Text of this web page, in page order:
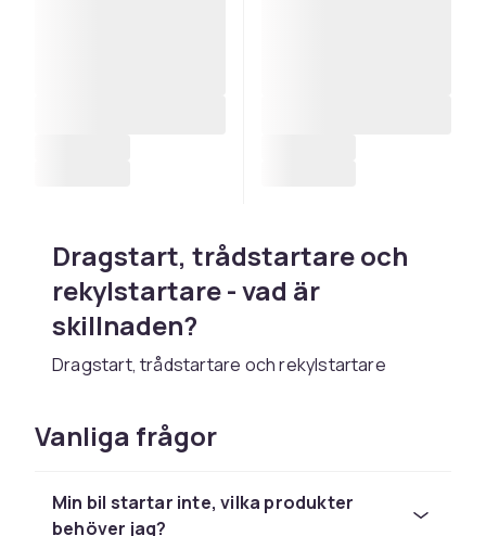
Dragstart, trådstartare och
rekylstartare - vad är
skillnaden?
Dragstart, trådstartare och rekylstartare
som du drar i för att få motorn att starta,
motorsåg. Skillnaden mellan produkterna ligger
oftast i vilket fordon eller vilken motor de är
Vanliga frågor
Min bil startar inte, vilka produkter
behöver jag?